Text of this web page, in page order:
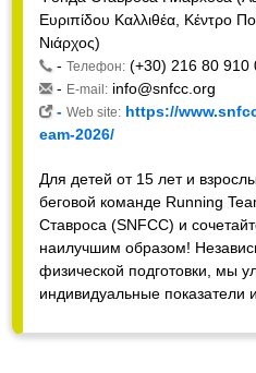
Ευριπίδου Καλλιθέα, Κέντρο
Νιάρχος)
-Телефон: (+30) 216 80 910
- E-mail: info@snfcc.org
-Web site: https://
eam-2026/
Для детей от 15 лет и
беговой команде Running
Ставроса (SNFCC) и
наилучшим образом!
физической подготовки, мы
индивидуальные показатели